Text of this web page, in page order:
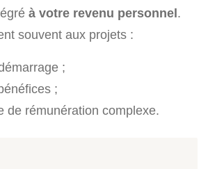
à votre revenu personnel.
souvent aux projets :
;
;
de rémunération complexe.